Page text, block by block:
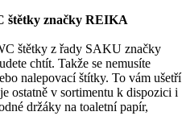
štětky značky REIKA
štětky z řady SAKU značky
chtít. Takže se nemusíte
nalepovací štítky. To vám ušetří
ostatně v sortimentu k dispozici i
držáky na toaletní papír,